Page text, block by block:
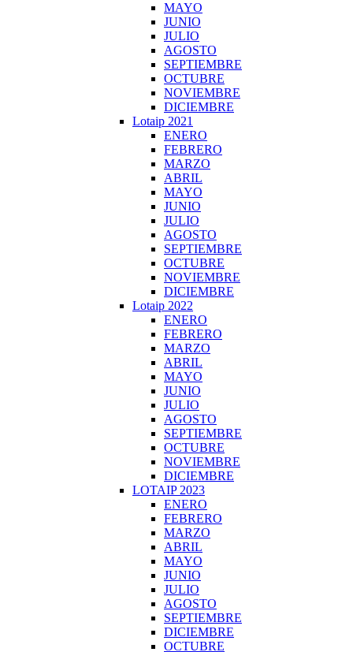
MAYO
JUNIO
JULIO
AGOSTO
SEPTIEMBRE
OCTUBRE
NOVIEMBRE
DICIEMBRE
Lotaip 2021
ENERO
FEBRERO
MARZO
ABRIL
MAYO
JUNIO
JULIO
AGOSTO
SEPTIEMBRE
OCTUBRE
NOVIEMBRE
DICIEMBRE
Lotaip 2022
ENERO
FEBRERO
MARZO
ABRIL
MAYO
JUNIO
JULIO
AGOSTO
SEPTIEMBRE
OCTUBRE
NOVIEMBRE
DICIEMBRE
LOTAIP 2023
ENERO
FEBRERO
MARZO
ABRIL
MAYO
JUNIO
JULIO
AGOSTO
SEPTIEMBRE
DICIEMBRE
OCTUBRE